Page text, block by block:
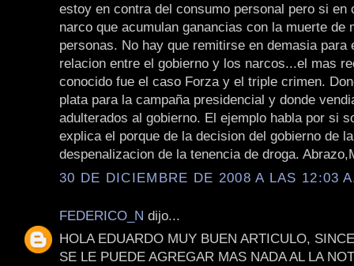
estoy en contra del consumo personal pero si en
narco que acumulan ganancias con la muerte de
personas. No hay que remitirse en demasia para
relacion entre el gobierno y los narcos...el mas
conocido fue el caso Forza y el triple crimen.
plata para la campaña presidencial y donde
adulterados al gobierno. El ejemplo habla por si
explica el porque de la decision del gobierno de la
despenalizacion de la tenencia de droga.
30 DE DICIEMBRE DE 2008 A LAS 12:03
FEDERICO_N dijo...
HOLA EDUARDO MUY BUEN ARTICULO,
SE LE PUEDE AGREGAR MAS NADA AL LA